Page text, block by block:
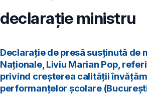
declarație ministru
Declarație de presă susținută de
Naționale, Liviu Marian Pop,
privind creșterea calității
performanțelor școlare